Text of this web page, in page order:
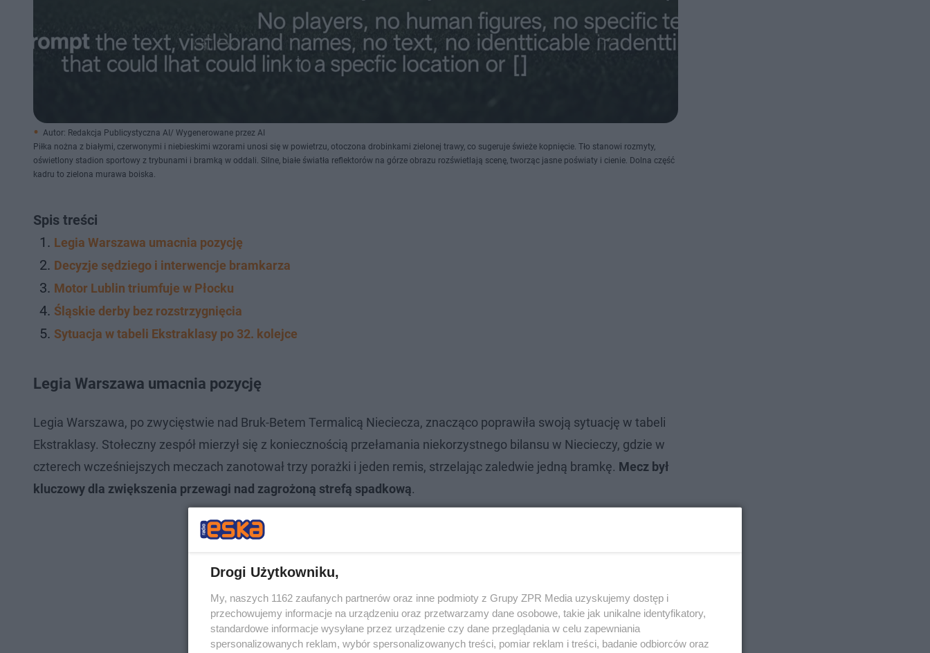
Autor: Redakcja Publicystyczna AI/ Wygenerowane przez AI
Piłka nożna z białymi, czerwonymi i niebieskimi wzorami unosi się w powietrzu, otoczona drobinkami zielonej trawy, co sugeruje świeże kopnięcie. Tło stanowi rozmyty,
oświetlony stadion sportowy z trybunami i bramką w oddali. Silne, białe światła reflektorów na górze obrazu rozświetlają scenę, tworząc jasne poświaty i cienie. Dolna część
kadru to zielona murawa boiska.
Spis treści
Legia Warszawa umacnia pozycję
Decyzje sędziego i interwencje bramkarza
Motor Lublin triumfuje w Płocku
Śląskie derby bez rozstrzygnięcia
Sytuacja w tabeli Ekstraklasy po 32. kolejce
Legia Warszawa umacnia pozycję
Legia Warszawa, po zwycięstwie nad Bruk-Betem Termalicą Nieciecza, znacząco poprawiła swoją sytuację w tabeli
Ekstraklasy. Stołeczny zespół mierzył się z koniecznością przełamania niekorzystnego bilansu w Niecieczy, gdzie w
czterech wcześniejszych meczach zanotował trzy porażki i jeden remis, strzelając zaledwie jedną bramkę. Mecz był
kluczowy dla zwiększenia przewagi nad zagrożoną strefą spadkową.
Drogi Użytkowniku,
My, naszych 1162 zaufanych partnerów oraz inne podmioty z Grupy ZPR Media uzyskujemy dostęp i
przechowujemy informacje na urządzeniu oraz przetwarzamy dane osobowe, takie jak unikalne identyfikatory,
standardowe informacje wysyłane przez urządzenie czy dane przeglądania w celu zapewniania
spersonalizowanych reklam, wybór spersonalizowanych treści, pomiar reklam i treści, badanie odbiorców oraz